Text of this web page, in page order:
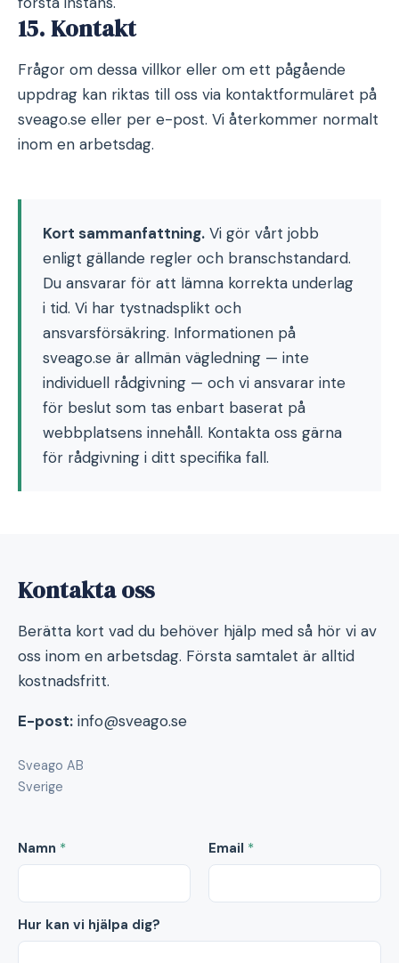
15. Kontakt
Frågor om dessa villkor eller om ett pågående
uppdrag kan riktas till oss via kontaktformuläret på
sveago.se eller per e-post. Vi återkommer normalt
inom en arbetsdag.
Kort sammanfattning. Vi gör vårt jobb
enligt gällande regler och branschstandard.
Du ansvarar för att lämna korrekta underlag
i tid. Vi har tystnadsplikt och
ansvarsförsäkring. Informationen på
sveago.se är allmän vägledning — inte
individuell rådgivning — och vi ansvarar inte
för beslut som tas enbart baserat på
webbplatsens innehåll. Kontakta oss gärna
för rådgivning i ditt specifika fall.
Kontakta oss
Berätta kort vad du behöver hjälp med så hör vi av
oss inom en arbetsdag. Första samtalet är alltid
kostnadsfritt.
E-post: info@sveago.se
Sveago AB
Sverige
Namn * Email *
Hur kan vi hjälpa dig?